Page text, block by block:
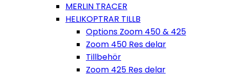
MERLIN TRACER
HELIKOPTRAR TILLB
Options Zoom 450 & 425
Zoom 450 Res delar
Tillbehör
Zoom 425 Res delar